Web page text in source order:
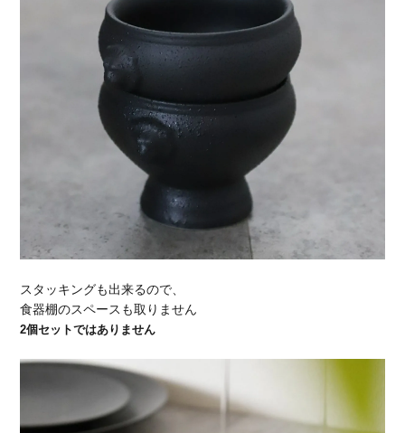
スタッキングも出来るので、
食器棚のスペースも取りません
2個セットではありません